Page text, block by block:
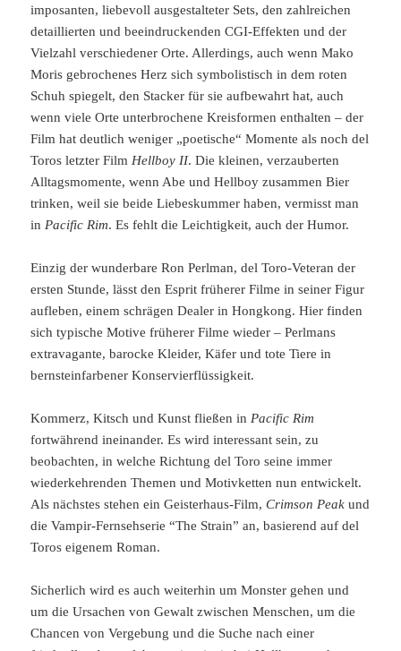
imposanten, liebevoll ausgestalteter Sets, den zahlreichen
detaillierten und beeindruckenden CGI-Effekten und der
Vielzahl verschiedener Orte. Allerdings, auch wenn Mako
Moris gebrochenes Herz sich symbolistisch in dem roten
Schuh spiegelt, den Stacker für sie aufbewahrt hat, auch
wenn viele Orte unterbrochene Kreisformen enthalten – der
Film hat deutlich weniger „poetische“ Momente als noch del
Toros letzter Film Hellboy II. Die kleinen, verzauberten
Alltagsmomente, wenn Abe und Hellboy zusammen Bier
trinken, weil sie beide Liebeskummer haben, vermisst man
in Pacific Rim. Es fehlt die Leichtigkeit, auch der Humor.
Einzig der wunderbare Ron Perlman, del Toro-Veteran der
ersten Stunde, lässt den Esprit früherer Filme in seiner Figur
aufleben, einem schrägen Dealer in Hongkong. Hier finden
sich typische Motive früherer Filme wieder – Perlmans
extravagante, barocke Kleider, Käfer und tote Tiere in
bernsteinfarbener Konservierflüssigkeit.
Kommerz, Kitsch und Kunst fließen in Pacific Rim
fortwährend ineinander. Es wird interessant sein, zu
beobachten, in welche Richtung del Toro seine immer
wiederkehrenden Themen und Motivketten nun entwickelt.
Als nächstes stehen ein Geisterhaus-Film,Crimson Peak und
die Vampir-Fernsehserie “The Strain” an, basierend auf del
Toros eigenem Roman.
Sicherlich wird es auch weiterhin um Monster gehen und
um die Ursachen von Gewalt zwischen Menschen, um die
Chancen von Vergebung und die Suche nach einer